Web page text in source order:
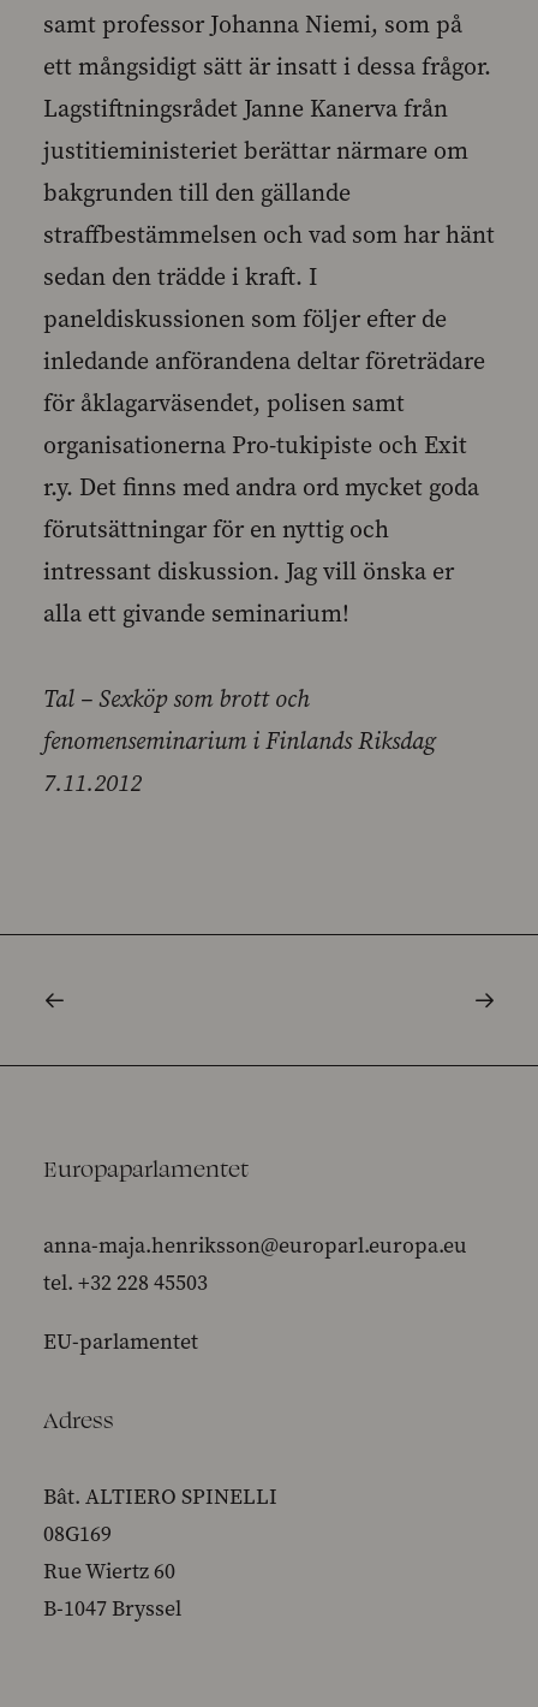
samt professor Johanna Niemi, som på
ett mångsidigt sätt är insatt i dessa frågor.
Lagstiftningsrådet Janne Kanerva från
justitieministeriet berättar närmare om
bakgrunden till den gällande
straffbestämmelsen och vad som har hänt
sedan den trädde i kraft. I
paneldiskussionen som följer efter de
inledande anförandena deltar företrädare
för åklagarväsendet, polisen samt
organisationerna Pro-tukipiste och Exit
r.y. Det finns med andra ord mycket goda
förutsättningar för en nyttig och
intressant diskussion. Jag vill önska er
alla ett givande seminarium!
Tal – Sexköp som brott och
fenomenseminarium i Finlands Riksdag
7.11.2012
Europaparlamentet
anna-maja.henriksson@europarl.europa.eu
tel. +32 228 45503
EU-parlamentet
Adress
Bât. ALTIERO SPINELLI
08G169
Rue Wiertz 60
B-1047 Bryssel